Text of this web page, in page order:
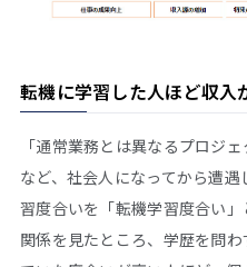
転機に学習した人ほど収入
「通常業務とは異なるプロジ
など、社会人になってから遭
習度合いを「転機学習度合い
関係を見たところ、学歴を問